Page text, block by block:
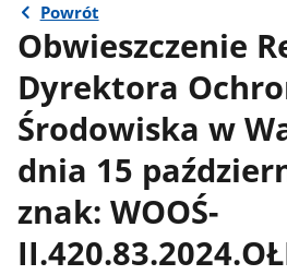
Powrót
Obwieszczenie
Dyrektora
Środowiska w
dnia 15
znak: WOOŚ-